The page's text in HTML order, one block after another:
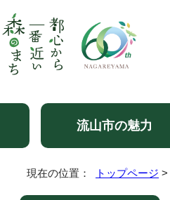
流山市の魅力
現在の位置： トップページ >